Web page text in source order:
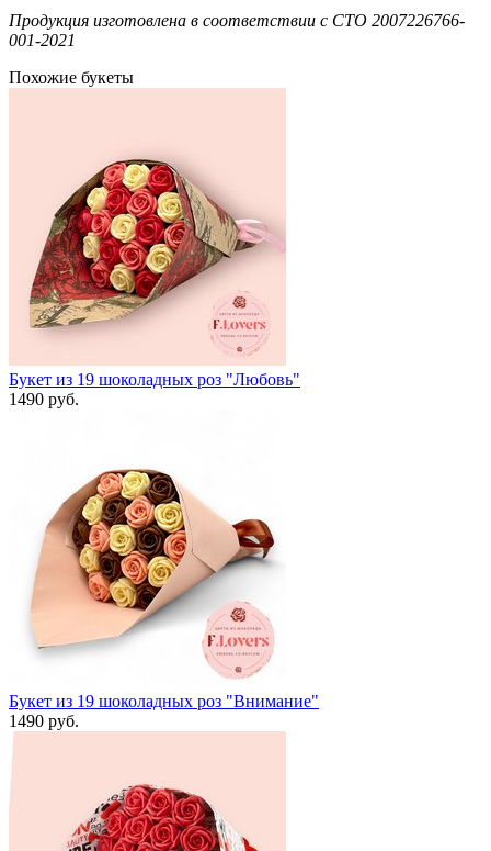
Продукция изготовлена в соответствии c СТО 2007226766-
001-2021
Похожие букеты
Букет из 19 шоколадных роз "Любовь"
1490 руб.
Букет из 19 шоколадных роз "Внимание"
1490 руб.